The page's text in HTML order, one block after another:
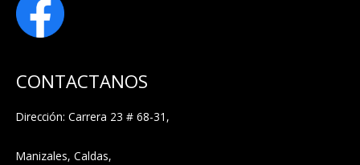
CONTACTANOS
Dirección: Carrera 23 # 68-31,
Manizales, Caldas,